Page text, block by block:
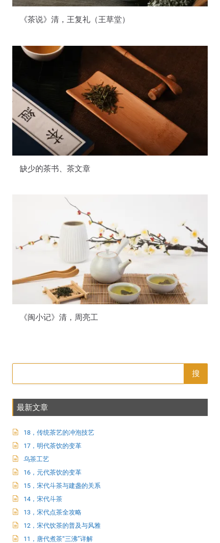
《茶说》清，王复礼（王草堂）
缺少的茶书、茶文章
《闽小记》清，周亮工
搜
最新文章
18，传统茶艺的冲泡技艺
17，明代茶饮的变革
乌茶工艺
16，元代茶饮的变革
15，宋代斗茶与建盏的关系
14，宋代斗茶
13，宋代点茶全攻略
12，宋代饮茶的普及与风雅
11，唐代煮茶“三沸”详解